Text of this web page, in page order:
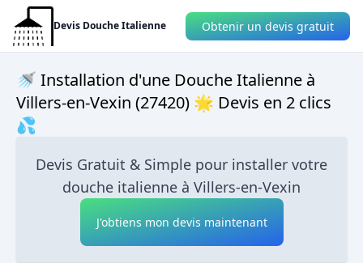
Devis Douche Italienne Obtenir un devis gratuit
🚿 Installation d'une Douche Italienne à
Villers-en-Vexin (27420) 🌟 Devis en 2 clics
💦
Devis Gratuit & Simple pour installer votre
douche italienne à Villers-en-Vexin
J'obtiens mon devis maintenant